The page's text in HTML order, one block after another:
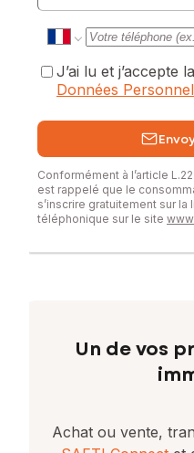
J’ai lu et j’accepte la
Données
Conformément à l’article
est rappelé que le
s’inscrire gratuitement sur
téléphonique sur le site
Un de vos
Achat ou vente,